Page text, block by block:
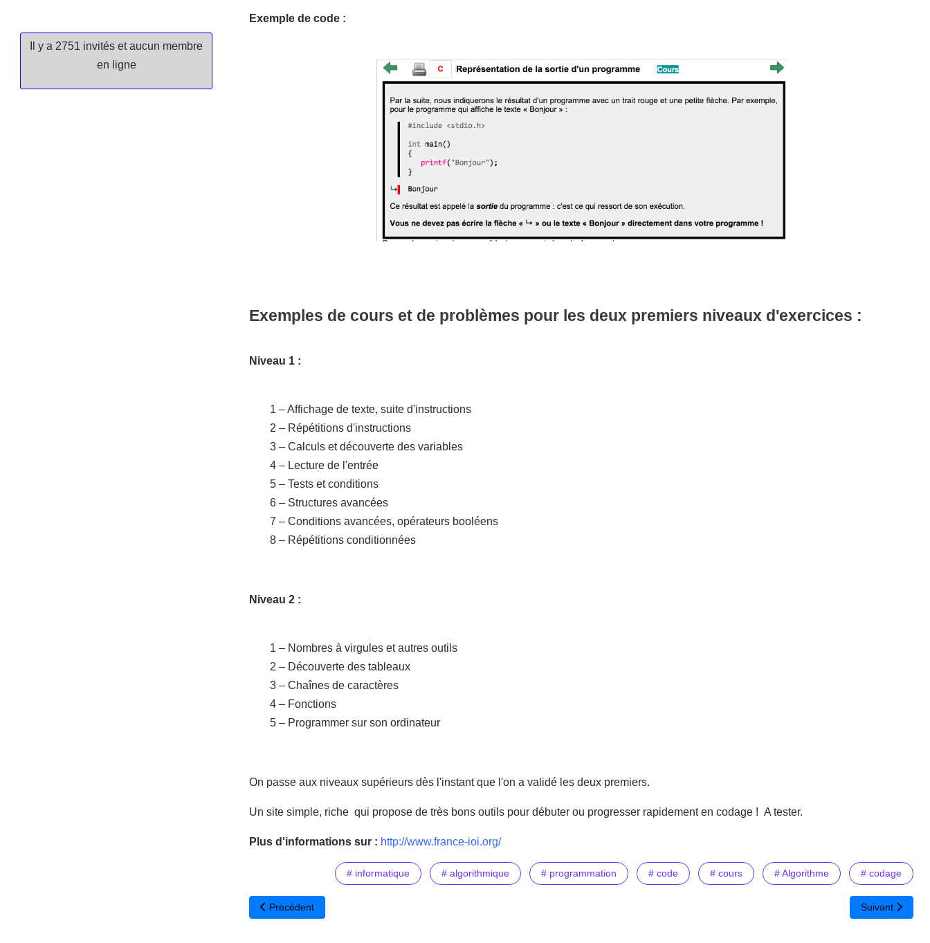
Il y a 2751 invités et aucun membre
en ligne
Exemple de code :
Exemples de cours et de problèmes pour les deux premiers niveaux d'exercices :
Niveau 1 :
1 – Affichage de texte, suite d'instructions
2 – Répétitions d'instructions
3 – Calculs et découverte des variables
4 – Lecture de l'entrée
5 – Tests et conditions
6 – Structures avancées
7 – Conditions avancées, opérateurs booléens
8 – Répétitions conditionnées
Niveau 2 :
1 – Nombres à virgules et autres outils
2 – Découverte des tableaux
3 – Chaînes de caractères
4 – Fonctions
5 – Programmer sur son ordinateur
On passe aux niveaux supérieurs dès l'instant que l'on a validé les deux premiers.
Un site simple, riche qui propose de très bons outils pour débuter ou progresser rapidement en codage ! A tester.
Plus d'informations sur : http://www.france-ioi.org/
# informatique # algorithmique # programmation # code # cours # Algorithme # codage
Article précédent : FileMaker: la solution de gestion de base de données
Précédent Article suivant
Suivant